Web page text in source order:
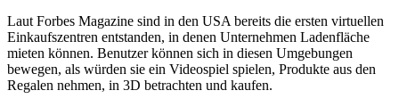
Laut Forbes Magazine sind in den USA bereits die ersten virtuellen
Einkaufszentren entstanden, in denen Unternehmen Ladenfläche
mieten können. Benutzer können sich in diesen Umgebungen
bewegen, als würden sie ein Videospiel spielen, Produkte aus den
Regalen nehmen, in 3D betrachten und kaufen.